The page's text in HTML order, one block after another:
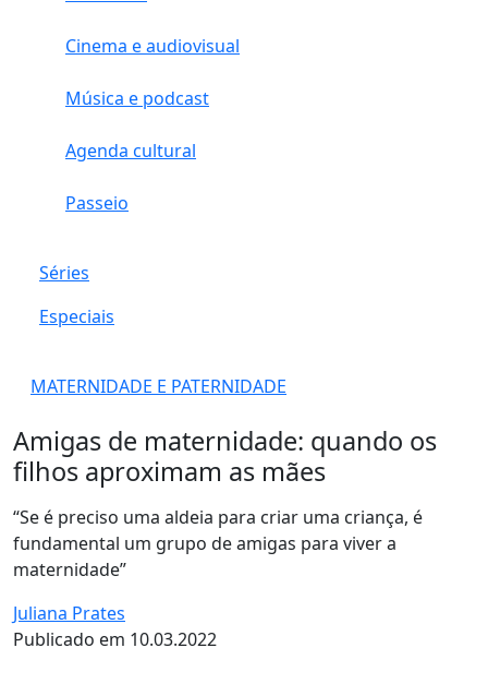
Cinema e audiovisual
Música e podcast
Agenda cultural
Passeio
Séries
Especiais
MATERNIDADE E PATERNIDADE
Amigas de maternidade: quando os
filhos aproximam as mães
“Se é preciso uma aldeia para criar uma criança, é
fundamental um grupo de amigas para viver a
maternidade”
Juliana Prates
Publicado em 10.03.2022